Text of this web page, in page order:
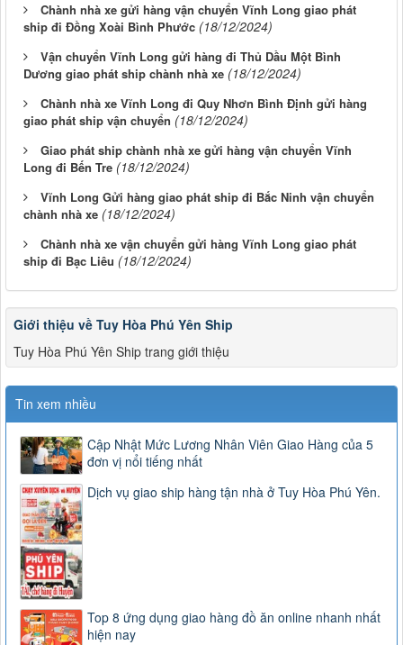
Chành nhà xe gửi hàng vận chuyển Vĩnh Long giao phát
ship đi Đồng Xoài Bình Phước (18/12/2024)
Vận chuyển Vĩnh Long gửi hàng đi Thủ Dầu Một Bình
Dương giao phát ship chành nhà xe (18/12/2024)
Chành nhà xe Vĩnh Long đi Quy Nhơn Bình Định gửi hàng
giao phát ship vận chuyển (18/12/2024)
Giao phát ship chành nhà xe gửi hàng vận chuyển Vĩnh
Long đi Bến Tre (18/12/2024)
Vĩnh Long Gửi hàng giao phát ship đi Bắc Ninh vận chuyển
chành nhà xe (18/12/2024)
Chành nhà xe vận chuyển gửi hàng Vĩnh Long giao phát
ship đi Bạc Liêu (18/12/2024)
Giới thiệu về Tuy Hòa Phú Yên Ship
Tuy Hòa Phú Yên Ship trang giới thiệu
Tin xem nhiều
Cập Nhật Mức Lương Nhân Viên Giao Hàng của 5
đơn vị nổi tiếng nhất
Dịch vụ giao ship hàng tận nhà ở Tuy Hòa Phú Yên.
Top 8 ứng dụng giao hàng đồ ăn online nhanh nhất
hiện nay